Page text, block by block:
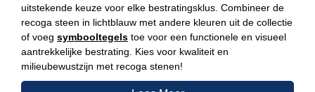
uitstekende keuze voor elke bestratingsklus. Combineer de
recoga steen in lichtblauw met andere kleuren uit de collectie
of voeg symbooltegels toe voor een functionele en visueel
aantrekkelijke bestrating. Kies voor kwaliteit en
milieubewustzijn met recoga stenen!